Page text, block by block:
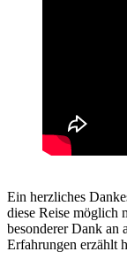
Ein herzliches
diese Reise möglich
besonderer Dank an
Erfahrungen erzählt